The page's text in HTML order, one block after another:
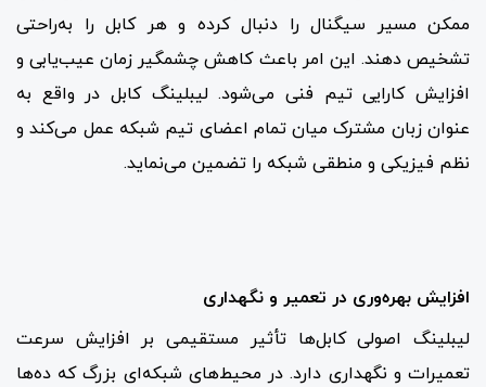
ممکن مسیر سیگنال را دنبال کرده و هر کابل را به‌راحتی
تشخیص دهند. این امر باعث کاهش چشمگیر زمان عیب‌یابی و
افزایش کارایی تیم فنی می‌شود. لیبلینگ کابل در واقع به
عنوان زبان مشترک میان تمام اعضای تیم شبکه عمل می‌کند و
نظم فیزیکی و منطقی شبکه را تضمین می‌نماید.
افزایش بهره‌وری در تعمیر و نگهداری
لیبلینگ اصولی کابل‌ها تأثیر مستقیمی بر افزایش سرعت
تعمیرات و نگهداری دارد. در محیط‌های شبکه‌ای بزرگ که ده‌ها